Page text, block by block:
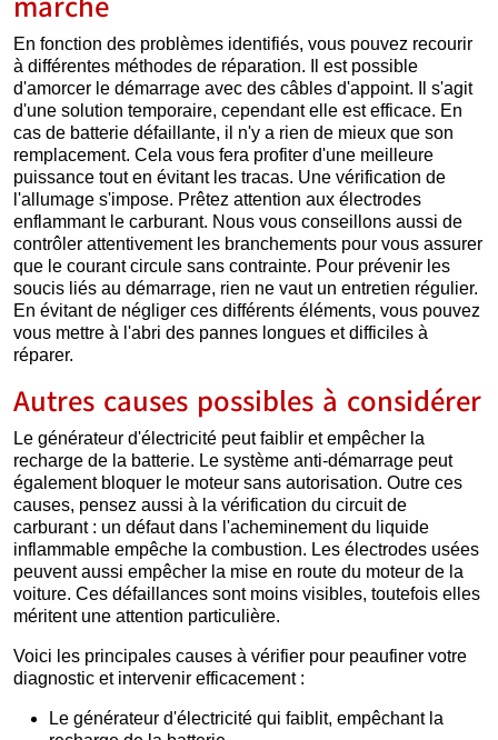
En fonction des problèmes identifiés, vous pouvez recourir
à différentes méthodes de réparation. Il est possible
d'amorcer le démarrage avec des câbles d'appoint. Il s'agit
d'une solution temporaire, cependant elle est efficace. En
cas de batterie défaillante, il n'y a rien de mieux que son
remplacement. Cela vous fera profiter d'une meilleure
puissance tout en évitant les tracas. Une vérification de
l'allumage s'impose. Prêtez attention aux électrodes
enflammant le carburant. Nous vous conseillons aussi de
contrôler attentivement les branchements pour vous assurer
que le courant circule sans contrainte. Pour prévenir les
soucis liés au démarrage, rien ne vaut un entretien régulier.
En évitant de négliger ces différents éléments, vous pouvez
vous mettre à l'abri des pannes longues et difficiles à
réparer.
Autres causes possibles à considérer
Le générateur d'électricité peut faiblir et empêcher la
recharge de la batterie. Le système anti-démarrage peut
également bloquer le moteur sans autorisation. Outre ces
causes, pensez aussi à la vérification du circuit de
carburant : un défaut dans l'acheminement du liquide
inflammable empêche la combustion. Les électrodes usées
peuvent aussi empêcher la mise en route du moteur de la
voiture. Ces défaillances sont moins visibles, toutefois elles
méritent une attention particulière.
Voici les principales causes à vérifier pour peaufiner votre
diagnostic et intervenir efficacement :
Le générateur d'électricité qui faiblit, empêchant la